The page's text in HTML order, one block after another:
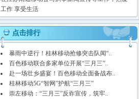
工作 享受生活
点击排行
暴雨中逆行！桂林移动抢修突击队闻“..
百色移动联合多家单位开展“三月三”..
赴一场壮乡盛宴！百色移动全面备战布..
桂林移动5G“智网”护航“三月三”
崇左移动：“三月三”反诈宣传，筑牢..